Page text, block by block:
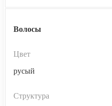
Волосы
Цвет
русый
Структура